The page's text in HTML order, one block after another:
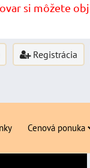
si môžete
Registrácia
Cenová ponuka